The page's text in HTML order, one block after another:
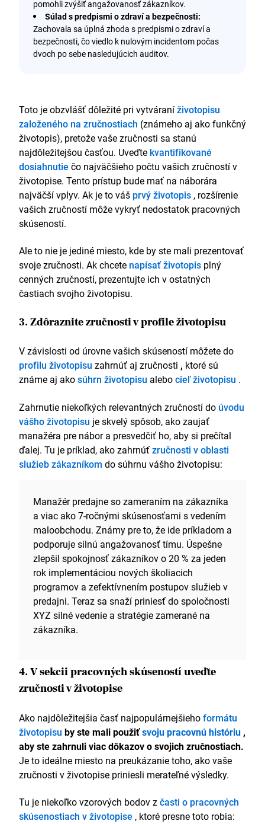
pomohli zvýšiť angažovanosť zákazníkov.
Súlad s predpismi o zdraví a bezpečnosti:
Zachovala sa úplná zhoda s predpismi o zdraví a
bezpečnosti, čo viedlo k nulovým incidentom počas
dvoch po sebe nasledujúcich auditov.
Toto je obzvlášť dôležité pri vytváraníživotopisu
založeného na zručnostiach (známeho aj ako funkčný
životopis), pretože vaše zručnosti sa stanú
najdôležitejšou časťou. Uveďte kvantifikované
dosiahnutie čo najväčšieho počtu vašich zručností v
životopise. Tento prístup bude mať na náborára
najväčší vplyv. Ak je to váš prvý životopis , rozšírenie
vašich zručností môže vykryť nedostatok pracovných
skúseností.
Ale to nie je jediné miesto, kde by ste mali prezentovať
svoje zručnosti. Ak chcete napísať životopis plný
cenných zručností, prezentujte ich v ostatných
častiach svojho životopisu.
3. Zdôraznite zručnosti v profile životopisu
V závislosti od úrovne vašich skúseností môžete do
profilu životopisu zahrnúť aj zručnosti , ktoré sú
známe aj akosúhrn životopisu alebocieľ životopisu .
Zahrnutie niekoľkých relevantných zručností do úvodu
vášho životopisu je skvelý spôsob, ako zaujať
manažéra pre nábor a presvedčiť ho, aby si prečítal
ďalej. Tu je príklad, ako zahrnúťzručnosti v oblasti
služieb zákazníkom do súhrnu vášho životopisu:
Manažér predajne so zameraním na zákazníka
a viac ako 7-ročnými skúsenosťami s vedením
maloobchodu. Známy pre to, že ide príkladom a
podporuje silnú angažovanosť tímu. Úspešne
zlepšil spokojnosť zákazníkov o 20 % za jeden
rok implementáciou nových školiacich
programov a zefektívnením postupov služieb v
predajni. Teraz sa snaží priniesť do spoločnosti
XYZ silné vedenie a stratégie zamerané na
zákazníka.
4. V sekcii pracovných skúseností uveďte
zručnosti v životopise
Ako najdôležitejšia časť najpopulárnejšiehoformátu
životopisu by ste mali použiťsvoju pracovnú históriu ,
aby ste zahrnuli viac dôkazov o svojich zručnostiach.
Je to ideálne miesto na preukázanie toho, ako vaše
zručnosti v životopise priniesli merateľné výsledky.
Tu je niekoľko vzorových bodov zčasti o pracovných
skúsenostiach v životopise , ktoré presne toto robia: